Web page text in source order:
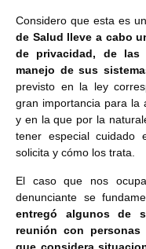
Considero que esta es
de Salud lleve a cabo
de privacidad, de
manejo de sus
previsto en la ley
gran importancia para la
y en la que por la
tener especial cuidado
solicita y cómo los trata.
El caso que nos
denunciante se
entregó algunos de
reunión con
que considera